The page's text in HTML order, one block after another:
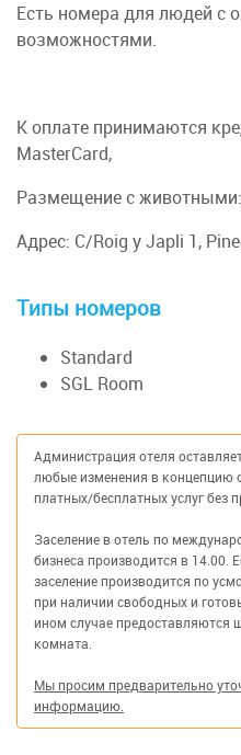
Есть номера для людей с
возможностями.
К оплате принимаются
MasterCard,
Размещение с
Адрес: C/Roig y Japli 1,
Типы номеров
Standard
SGL Room
Администрация отеля
любые изменения в концепцию
платных/бесплатных услуг без
Заселение в отель по
бизнеса производится в 14.00.
заселение производится по
при наличии свободных и
ином случае предоставляются
комната.
Мы просим предварительно
информацию.